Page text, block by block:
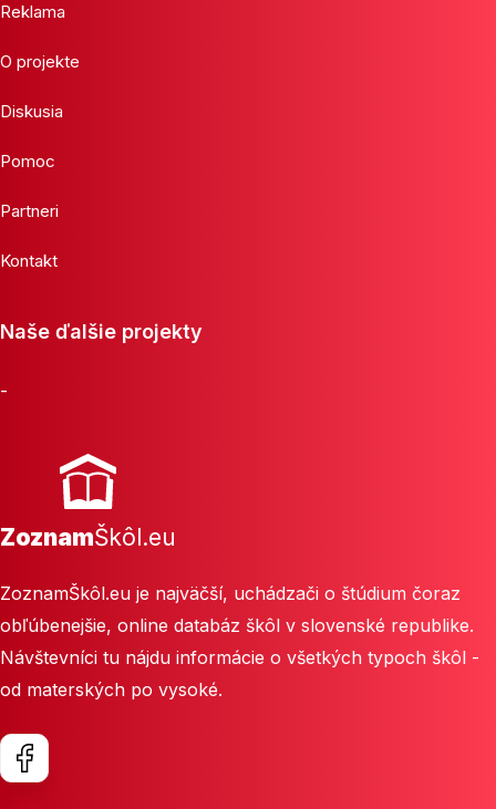
Reklama
O projekte
Diskusia
Pomoc
Partneri
Kontakt
Naše ďalšie projekty
-
ZoznamŠkôl.eu
ZoznamŠkôl.eu je najväčší, uchádzači o štúdium čoraz
obľúbenejšie, online databáz škôl v slovenské republike.
Návštevníci tu nájdu informácie o všetkých typoch škôl -
od materských po vysoké.